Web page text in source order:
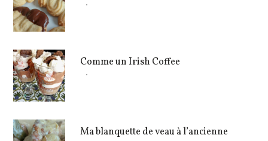
Comme un Irish Coffee
Ma blanquette de veau à l’ancienne